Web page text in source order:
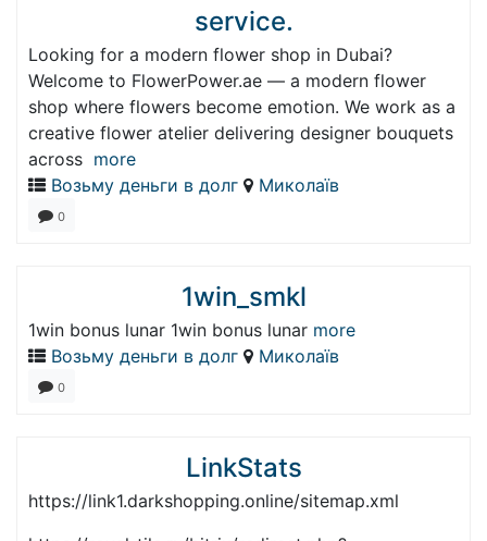
service.
Looking for a modern flower shop in Dubai?
Welcome to FlowerPower.ae — a modern flower
shop where flowers become emotion. We work as a
creative flower atelier delivering designer bouquets
across more
Возьму деньги в долг
Миколаїв
0
1win_smkl
1win bonus lunar 1win bonus lunar more
Возьму деньги в долг
Миколаїв
0
LinkStats
https://link1.darkshopping.online/sitemap.xml